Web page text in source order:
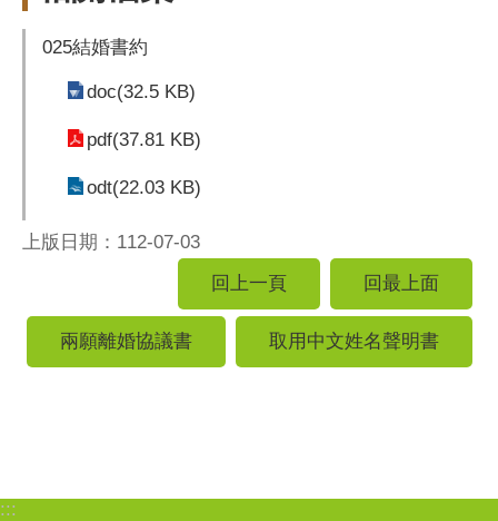
025結婚書約
doc(32.5 KB)
pdf(37.81 KB)
odt(22.03 KB)
上版日期：112-07-03
回上一頁
回最上面
兩願離婚協議書 取用中文姓名聲明書
:::